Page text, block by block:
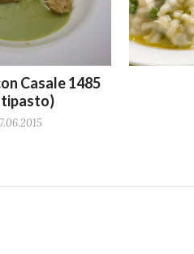
Casale 1485